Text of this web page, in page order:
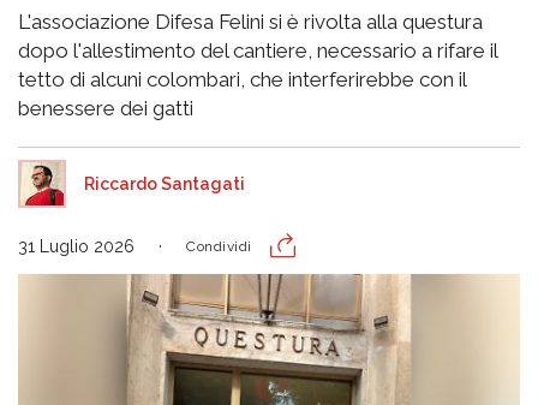
L'associazione Difesa Felini si è rivolta alla questura
dopo l'allestimento del cantiere, necessario a rifare il
tetto di alcuni colombari, che interferirebbe con il
benessere dei gatti
Riccardo Santagati
31 Luglio 2026 Condividi